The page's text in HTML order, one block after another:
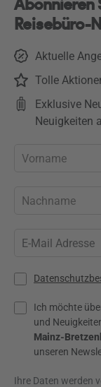
Abonnieren
Reisebüro-
Aktuelle
Tolle
Exklusive
Neuigkeiten
Ich möchte
und
Mainz-
unseren
Ihre Daten werden